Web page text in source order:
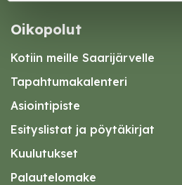
Oikopolut
Kotiin meille Saarijärvelle
Tapahtumakalenteri
Asiointipiste
Esityslistat ja pöytäkirjat
Kuulutukset
Palautelomake